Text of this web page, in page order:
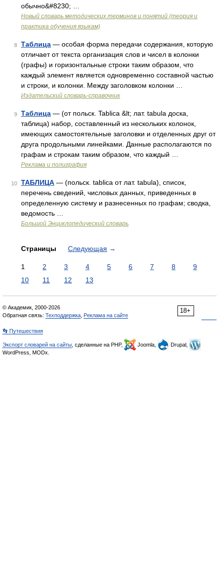
обычно&#8230; …
Новый словарь методических терминов и понятий (теория и
практика обучения языкам)
8 Таблица — особая форма передачи содержания, которую
отличает от текста организация слов и чисел в колонки
(графы) и горизонтальные строки таким образом, что
каждый элемент является одновременно составной частью
и строки, и колонки. Между заголовком колонки …
Издательский словарь-справочник
9 Таблица — (от польск. Tablica &lt; лат. tabula доска,
таблица) набор, составленный из нескольких колонок,
имеющих самостоятельные заголовки и отделенных друг от
друга продольными линейками. Данные располагаются по
графам и строкам таким образом, что каждый …
Реклама и полиграфия
10 ТАБЛИЦА — (польск. tablica от лат. tabula), список,
перечень сведений, числовых данных, приведенных в
определенную систему и разнесенных по графам; сводка,
ведомость …
Большой Энциклопедический словарь
Страницы Следующая →
1 2 3 4 5 6 7 8
9
10
11 12 13
18+
© Академик, 2000-2026
Обратная связь: Техподдержка Реклама на сайте
👣 Путешествия
Экспорт словарей на сайты , сделанные на PHP, Joomla,
Drupal,
WordPress, MODx.